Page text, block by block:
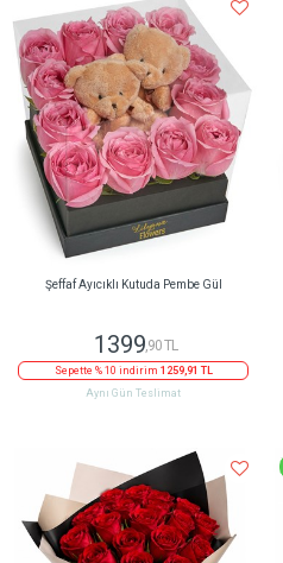
Şeffaf Ayıcıklı Kutuda Pembe Gül
1399,90 TL
Sepette % 10 indirim 1259,91 TL
Aynı Gün Teslimat